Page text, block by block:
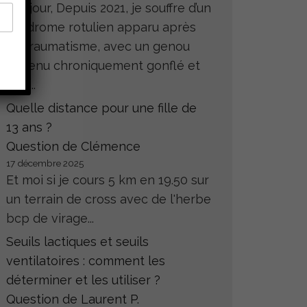
Bonjour, Depuis 2021, je souffre d’un
syndrome rotulien apparu après
un traumatisme, avec un genou
devenu chroniquement gonflé et
très...
Quelle distance pour une fille de
13 ans ?
Question de Clémence
17 décembre 2025
Et moi si je cours 5 km en 19.50 sur
un terrain de cross avec de l'herbe
bcp de virage...
Seuils lactiques et seuils
ventilatoires : comment les
déterminer et les utiliser ?
Question de Laurent P.